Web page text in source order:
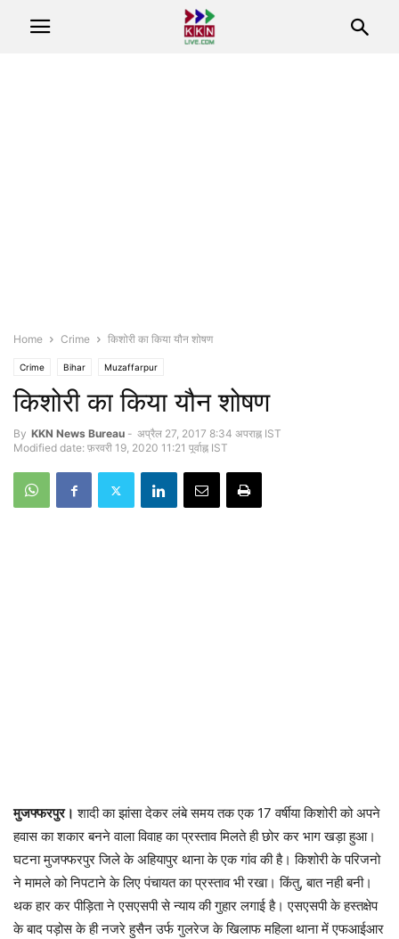
Home Crime किशोरी का किया यौन शोषण
Crime Bihar Muzaffarpur
किशोरी का किया यौन शोषण
By KKN News Bureau - अप्रैल 27, 2017 8:34 अपराह्न IST
Modified date: फ़रवरी 19, 2020 11:21 पूर्वाह्न IST
मुजफ्फरपुर। शादी का झांसा देकर लंबे समय तक एक 17 वर्षीया किशोरी को अपने
हवास का शकार बनने वाला विवाह का प्रस्ताव मिलते ही छोर कर भाग खड़ा हुआ।
घटना मुजफ्फरपुर जिले के अहियापुर थाना के एक गांव की है। किशोरी के परिजनो
ने मामले को निपटाने के लिए पंचायत का प्रस्ताव भी रखा। किंतु, बात नही बनी।
थक हार कर पीड़िता ने एसएसपी से न्याय की गुहार लगाई है। एसएसपी के हस्तक्षेप
के बाद पड़ोस के ही नजरे हुसैन उर्फ गुलरेज के खिलाफ महिला थाना में एफआईआर